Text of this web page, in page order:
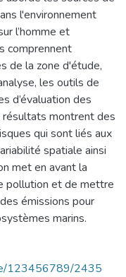
l'environnement
l’homme et
comprennent
de la zone d'étude,
les outils de
d’évaluation des
montrent des
qui sont liés aux
spatiale ainsi
met en avant la
pollution et de mettre
émissions pour
marins.
123456789/2435